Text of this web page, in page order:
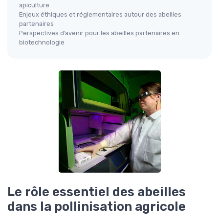
apiculture
Enjeux éthiques et réglementaires autour des abeilles
partenaires
Perspectives d’avenir pour les abeilles partenaires en
biotechnologie
Le rôle essentiel des abeilles
dans la pollinisation agricole